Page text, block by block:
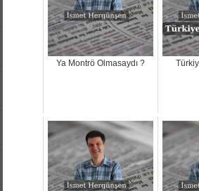
Ya Montrö Olmasaydı ?